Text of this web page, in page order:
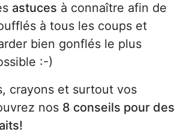
astuces à connaître afin de
à tous les coups et
bien gonflés le plus
:-)
crayons et surtout vos
nos 8 conseils pour des